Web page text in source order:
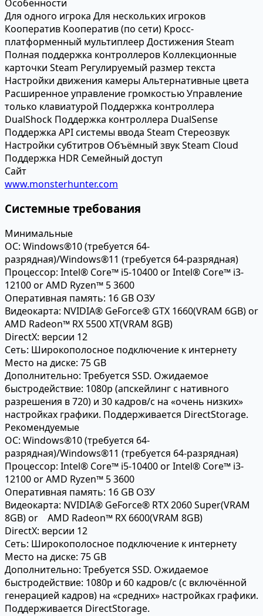
Особенности
Для одного игрока Для нескольких игроков
Кооператив Кооператив (по сети) Кросс-
платформенный мультиплеер Достижения Steam
Полная поддержка контроллеров Коллекционные
карточки Steam Регулируемый размер текста
Настройки движения камерыАльтернативные цвета
Расширенное управление громкостьюУправление
только клавиатурой Поддержка контроллера
DualShock Поддержка контроллера DualSense
Поддержка API системы ввода Steam Стереозвук
Настройки субтитров Объёмный звукSteam Cloud
Поддержка HDR Семейный доступ
Сайт
www.monsterhunter.com
Системные требования
Минимальные
ОС: Windows®10 (требуется 64-
разрядная)/Windows®11 (требуется 64-разрядная)
Процессор: Intel® Core™ i5-10400 or Intel® Core™ i3-
12100 or AMD Ryzen™ 5 3600
Оперативная память: 16 GB ОЗУ
Видеокарта: NVIDIA® GeForce® GTX 1660(VRAM 6GB) or
AMD Radeon™ RX 5500 XT(VRAM 8GB)
DirectX: версии 12
Сеть: Широкополосное подключение к интернету
Место на диске: 75 GB
Дополнительно: Требуется SSD. Ожидаемое
быстродействие: 1080p (апскейлинг с нативного
разрешения в 720) и 30 кадров/с на «очень низких»
настройках графики. Поддерживается DirectStorage.
Рекомендуемые
ОС: Windows®10 (требуется 64-
разрядная)/Windows®11 (требуется 64-разрядная)
Процессор: Intel® Core™ i5-10400 or Intel® Core™ i3-
12100 or AMD Ryzen™ 5 3600
Оперативная память: 16 GB ОЗУ
Видеокарта: NVIDIA® GeForce® RTX 2060 Super(VRAM
8GB) or AMD Radeon™ RX 6600(VRAM 8GB)
DirectX: версии 12
Сеть: Широкополосное подключение к интернету
Место на диске: 75 GB
Дополнительно: Требуется SSD. Ожидаемое
быстродействие: 1080p и 60 кадров/с (с включённой
генерацией кадров) на «средних» настройках графики.
Поддерживается DirectStorage.